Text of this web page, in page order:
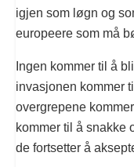
igjen som løgn og
europeere som må
Ingen kommer til å
invasjonen kommer
overgrepene
kommer til å snakke
de fortsetter å